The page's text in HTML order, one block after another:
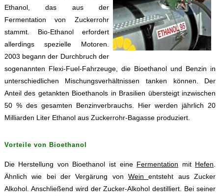
Ethanol, das aus der
Fermentation von Zuckerrohr
stammt. Bio-Ethanol erfordert
allerdings spezielle Motoren.
2003 begann der Durchbruch der
sogenannten Flexi-Fuel-Fahrzeuge, die Bioethanol und Benzin in
unterschiedlichen Mischungsverhältnissen tanken können. Der
Anteil des getankten Bioethanols in Brasilien übersteigt inzwischen
50 % des gesamten Benzinverbrauchs. Hier werden jährlich 20
Milliarden Liter Ethanol aus Zuckerrohr-Bagasse produziert.
Vorteile von Bioethanol
Die Herstellung von Bioethanol ist eine Fermentation mit Hefen
Ähnlich wie bei der Vergärung vonWeinentsteht aus Zucker
Alkohol. Anschließend wird der Zucker-Alkohol destilliert. Bei seiner